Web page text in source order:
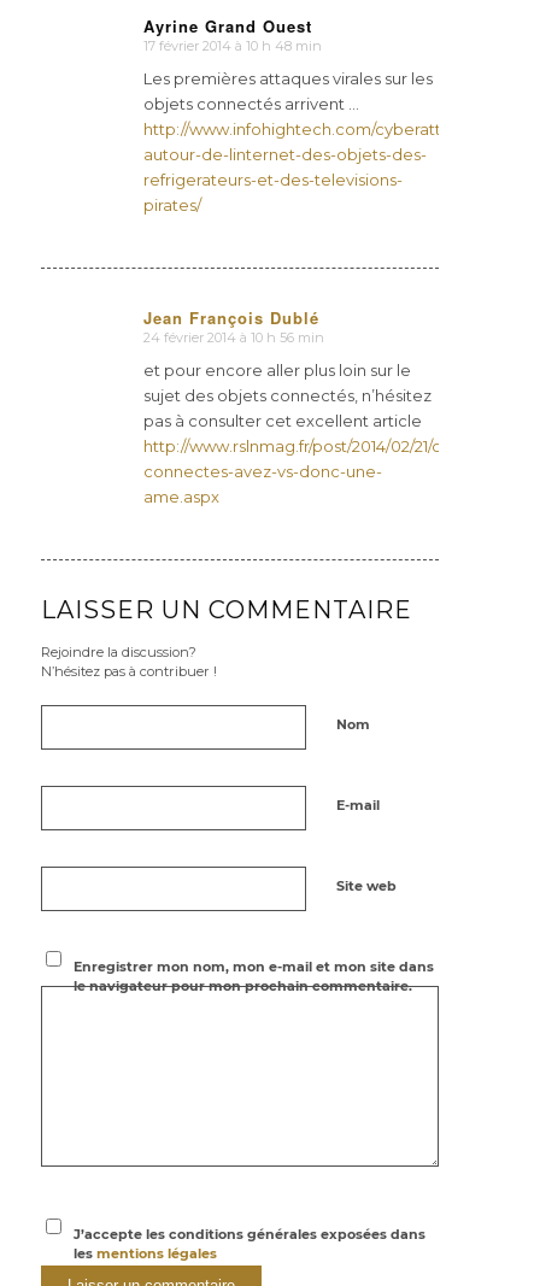
Ayrine Grand Ouest
dit
17 février 2014 à 10 h 48 min
Les premières attaques virales sur les
objets connectés arrivent …
http://www.infohightech.com/cyberattaque-
autour-de-linternet-des-objets-des-
refrigerateurs-et-des-televisions-
pirates/
Jean François Dublé
dit
24 février 2014 à 10 h 56 min
et pour encore aller plus loin sur le
sujet des objets connectés, n’hésitez
pas à consulter cet excellent article
http://www.rslnmag.fr/post/2014/02/21/objets-
connectes-avez-vs-donc-une-
ame.aspx
LAISSER UN COMMENTAIRE
Rejoindre la discussion?
N’hésitez pas à contribuer !
Nom
E-mail
Site web
Enregistrer mon nom, mon e-mail et mon site dans
le navigateur pour mon prochain commentaire.
J’accepte les conditions générales exposées dans
lesmentions légales